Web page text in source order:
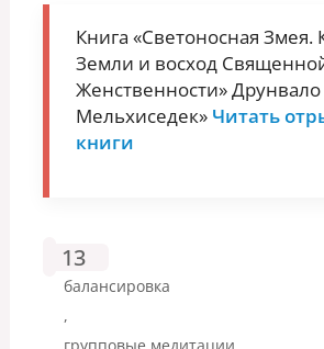
Книга «Светоносная Змея.
Земли и восход
Женственности» Друнвало
Мельхиседек» Читать
книги
балансировка
,
13